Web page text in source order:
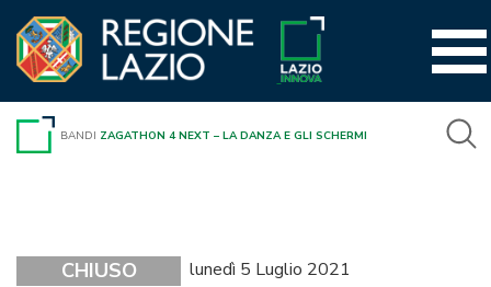
contenuto
BANDI ZAGATHON 4 NEXT – LA DANZA E GLI SCHERMI
CHIUSO lunedì 5 Luglio 2021